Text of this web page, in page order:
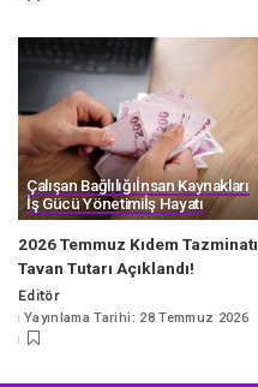
Çalışan Bağlılığıİnsan Kaynakları
İş Gücü Yönetimiİş Hayatı
2026 Temmuz Kıdem Tazminatı
Tavan Tutarı Açıklandı!
Posted
by
Editör
Yayınlama Tarihi: 28 Temmuz 2026